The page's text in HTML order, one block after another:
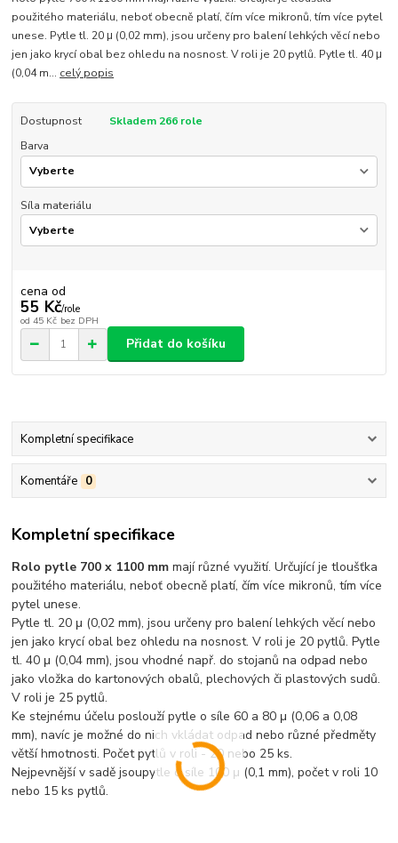
použitého materiálu, neboť obecně platí, čím více mikronů, tím více pytel
unese. Pytle tl. 20 μ (0,02 mm), jsou určeny pro balení lehkých věcí nebo
jen jako krycí obal bez ohledu na nosnost. V roli je 20 pytlů. Pytle tl. 40 μ
(0,04 m... celý popis
Dostupnost
Skladem 266 role
Barva
Síla materiálu
cena od
55 Kč/role
od 45 Kč bez DPH
Přidat do košíku
Kompletní specifikace
Komentáře 0
Kompletní specifikace
Rolo pytle 700 x 1100 mm mají různé využití. Určující je tloušťka
použitého materiálu, neboť obecně platí, čím více mikronů, tím více
pytel unese.
Pytle tl. 20 μ (0,02 mm), jsou určeny pro balení lehkých věcí nebo
jen jako krycí obal bez ohledu na nosnost. V roli je 20 pytlů.Pytle
tl. 40 μ (0,04 mm),jsou vhodné např. do stojanů na odpad nebo
jako vložka do kartonových obalů, plechových či plastových sudů.
V roli je 25 pytlů.
Ke stejnému účelu posloužípytle o síle 60 a 80 μ (0,06 a 0,08
mm), navíc je možné do nich vkládat odpad nebo různé předměty
větší hmotnosti. Počet pytlů v roli - 20 nebo 25 ks.
Nejpevnější v sadě jsoupytle o síle 100 μ (0,1 mm), počet v roli 10
nebo 15 ks pytlů.